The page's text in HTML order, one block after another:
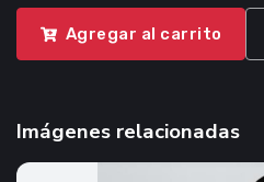
Agregar al carrito
Imágenes relacionadas